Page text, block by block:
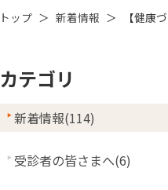
トップ 新着情報 【健康
カテゴリ
新着情報(114)
受診者の皆さまへ(6)